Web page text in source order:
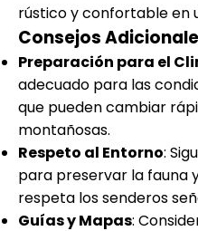
rústico y confortable en
Consejos
Preparación para el
adecuado para las
que pueden cambiar
montañosas.
Respeto al Entorno:
para preservar la fauna
respeta los senderos
Guías y Mapas: